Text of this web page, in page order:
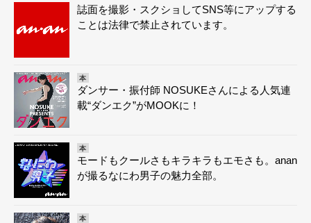
誌面を撮影・スクショしてSNS等にアップする
ことは法律で禁止されています。
本
ダンサー・振付師 NOSUKEさんによる人気連
載“ダンエク”がMOOKに！
本
モードもクールさもキラキラもエモさも。anan
が撮るなにわ男子の魅力全部。
本